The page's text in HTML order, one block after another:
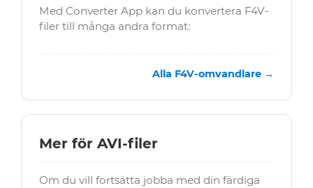
Med Converter App kan du konvertera F4V-
filer till många andra format:
Alla F4V-omvandlare →
Mer för AVI-filer
Om du vill fortsätta jobba med din färdiga